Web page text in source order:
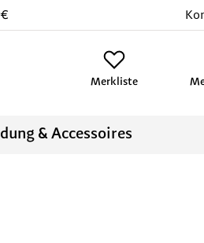
Merkliste
& Accessoires